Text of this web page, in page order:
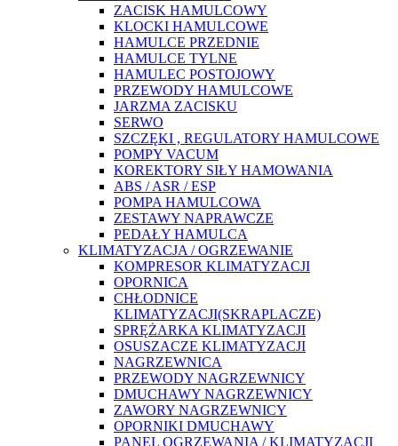
ZACISK HAMULCOWY
KLOCKI HAMULCOWE
HAMULCE PRZEDNIE
HAMULCE TYLNE
HAMULEC POSTOJOWY
PRZEWODY HAMULCOWE
JARZMA ZACISKU
SERWO
SZCZĘKI , REGULATORY HAMULCOWE
POMPY VACUM
KOREKTORY SIŁY HAMOWANIA
ABS / ASR / ESP
POMPA HAMULCOWA
ZESTAWY NAPRAWCZE
PEDAŁY HAMULCA
KLIMATYZACJA / OGRZEWANIE
KOMPRESOR KLIMATYZACJI
OPORNICA
CHŁODNICE
KLIMATYZACJI(SKRAPLACZE)
SPRĘŻARKA KLIMATYZACJI
OSUSZACZE KLIMATYZACJI
NAGRZEWNICA
PRZEWODY NAGRZEWNICY
DMUCHAWY NAGRZEWNICY
ZAWORY NAGRZEWNICY
OPORNIKI DMUCHAWY
PANEL OGRZEWANIA / KLIMATYZACJI